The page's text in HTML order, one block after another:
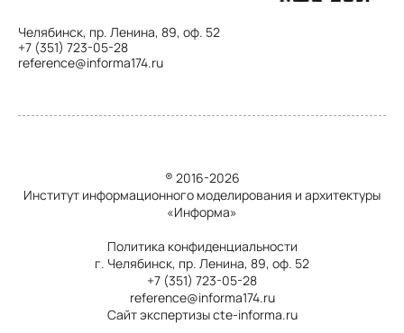
Челябинск, пр. Ленина, 89, оф. 52
+7 (351) 723-05-28
reference@informa174.ru
® 2016-2026
Институт информационного моделирования и архитектуры
«Информа»
Политика конфиденциальности
г. Челябинск, пр. Ленина, 89, оф. 52
+7 (351) 723-05-28
reference@informa174.ru
Сайт экспертизы cte-informa.ru